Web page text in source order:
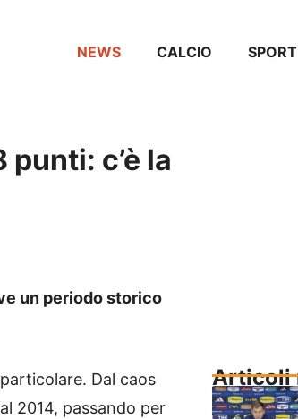
NEWS CALCIO SPORT
c’è la
un periodo storico
Dal caos
2014, passando per
Articoli